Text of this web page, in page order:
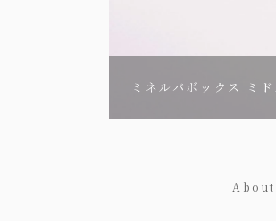
ミネルバボックス ミ
About